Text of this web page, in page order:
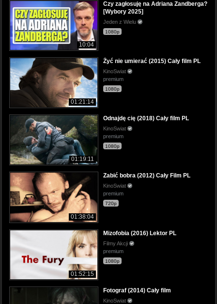
10:04
Czy zagłosuję na Adriana Zandberga?
[Wybory 2025]
Jeden z Wielu
1080p
01:21:14
Żyć nie umierać (2015) Cały film PL
KinoSwiat
premium
1080p
01:19:11
Odnajdę cię (2018) Cały film PL
KinoSwiat
premium
1080p
01:38:04
Zabić bobra (2012) Cały Film PL
KinoSwiat
premium
720p
01:52:15
Mizofobia (2016) Lektor PL
Filmy Akcji
premium
1080p
Fotograf (2014) Cały film
KinoSwiat